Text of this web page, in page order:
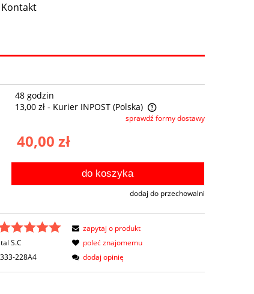
Kontakt
48 godzin
13,00 zł - Kurier INPOST (Polska)
Cena nie zawiera ewentualnych kosztów
płatności
sprawdź formy dostawy
40,00 zł
do koszyka
dodaj do przechowalni
S.C
228A4
zapytaj o produkt
poleć znajomemu
dodaj opinię